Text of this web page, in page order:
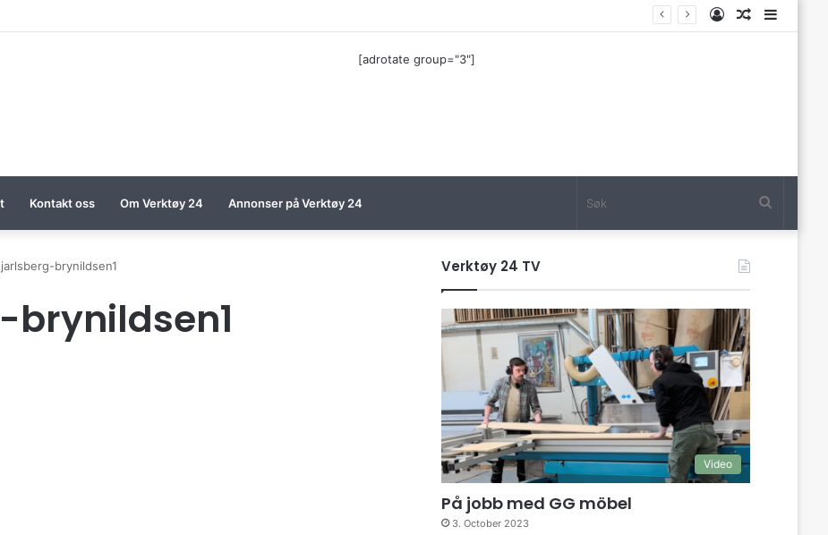
til Festool billigere Sidebar
Tilfeldig
Log
[adrotate group="3"]
Kontakt oss Om Verktøy 24 Annonser på Verktøy 24
brynildsen1 Verktøy 24 TV
Video
På jobb med GG möbel
3. October 2023